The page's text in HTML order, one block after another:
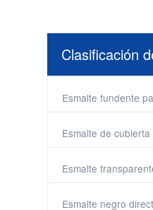
Clasificación
Esmalte fundente
Esmalte de
Esmalte
Esmalte negro